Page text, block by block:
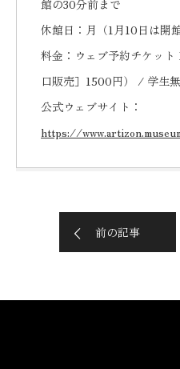
館の30分前まで
休館日：月（1月10日は開
料金：ウェブ予約チケッ
口販売］1500円） / 学生無
公式ウェブサイト：
https://
前の記事